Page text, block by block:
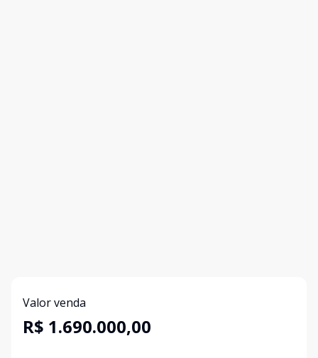
Valor venda
R$ 1.690.000,00